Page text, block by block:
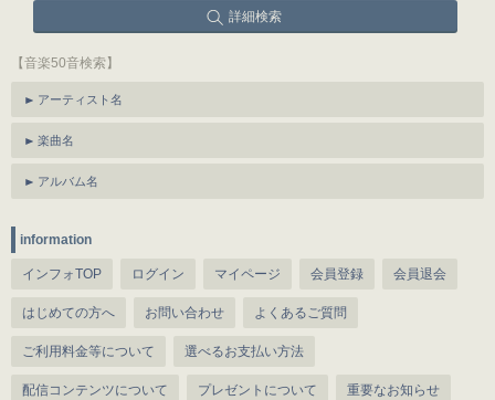
詳細検索
【音楽50音検索】
アーティスト名
楽曲名
アルバム名
information
インフォTOP ログイン マイページ 会員登録 会員退会
はじめての方へ お問い合わせ よくあるご質問
ご利用料金等について 選べるお支払い方法
配信コンテンツについて プレゼントについて 重要なお知らせ